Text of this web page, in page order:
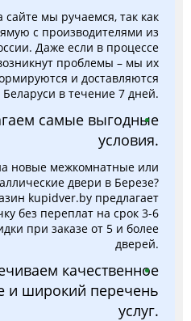
мы ручаемся, так как
с производителями из
Даже если в процессе
проблемы – мы их
и доставляются
Беларуси в течение 7 дней.
самые выгодные
условия.
новые межкомнатные или
двери в Березе?
kupidver.by предлагает
без переплат на срок 3-6
при заказе от 5 и более
дверей.
качественное
и широкий перечень
услуг.